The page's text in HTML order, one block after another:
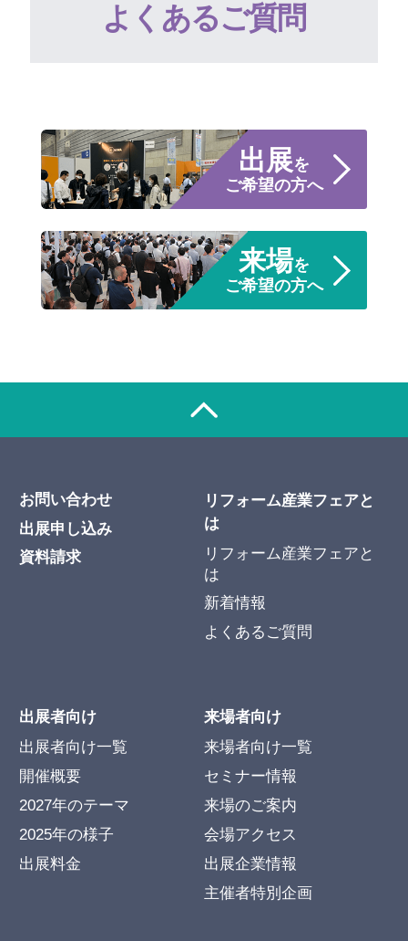
よくあるご質問
出展を
ご希望の方へ
来場を
ご希望の方へ
お問い合わせ
出展申し込み
資料請求
リフォーム産業フェアと
は
リフォーム産業フェアと
は
新着情報
よくあるご質問
出展者向け
出展者向け一覧
開催概要
2027年のテーマ
2025年の様子
出展料金
来場者向け
来場者向け一覧
セミナー情報
来場のご案内
会場アクセス
出展企業情報
主催者特別企画